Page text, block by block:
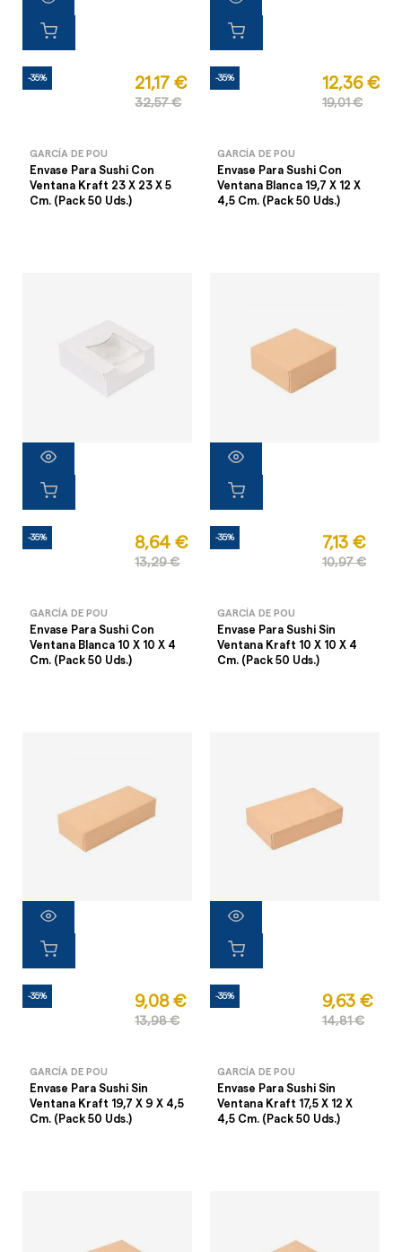
-35% 21,17 €
32,57 €
GARCÍA DE POU
Envase Para Sushi Con
Ventana Kraft 23 X 23 X 5
Cm. (Pack 50 Uds.)
-35% 12,36 €
19,01 €
GARCÍA DE POU
Envase Para Sushi Con
Ventana Blanca 19,7 X 12 X
4,5 Cm. (Pack 50 Uds.)
-35% 8,64 €
13,29 €
GARCÍA DE POU
Envase Para Sushi Con
Ventana Blanca 10 X 10 X 4
Cm. (Pack 50 Uds.)
-35% 7,13 €
10,97 €
GARCÍA DE POU
Envase Para Sushi Sin
Ventana Kraft 10 X 10 X 4
Cm. (Pack 50 Uds.)
-35% 9,08 €
13,98 €
GARCÍA DE POU
Envase Para Sushi Sin
Ventana Kraft 19,7 X 9 X 4,5
Cm. (Pack 50 Uds.)
-35% 9,63 €
14,81 €
GARCÍA DE POU
Envase Para Sushi Sin
Ventana Kraft 17,5 X 12 X
4,5 Cm. (Pack 50 Uds.)